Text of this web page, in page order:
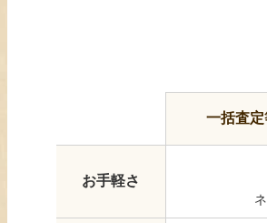
一括査
お手軽さ